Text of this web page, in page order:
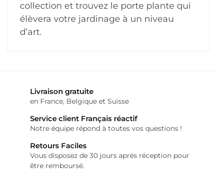
collection et trouvez le porte plante qui
élèvera votre jardinage à un niveau
d’art.
Livraison gratuite
en France, Belgique et Suisse
Service client Français réactif
Notre équipe répond à toutes vos questions !
Retours Faciles
Vous disposez de 30 jours après réception pour
être remboursé.